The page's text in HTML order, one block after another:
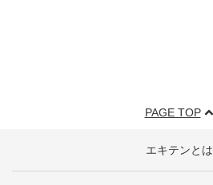
PAGE TOP
エキテンとは